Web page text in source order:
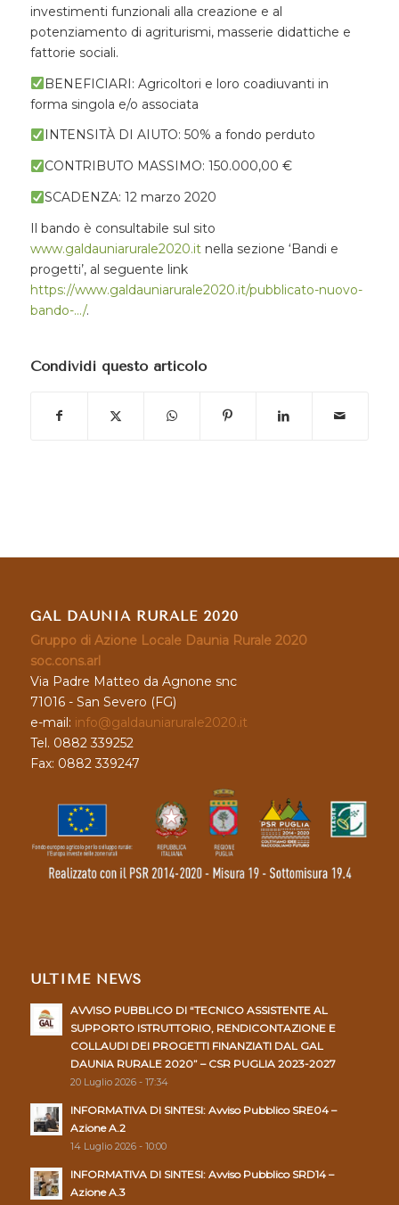
investimenti funzionali alla creazione e al
potenziamento di agriturismi, masserie didattiche e
fattorie sociali.
BENEFICIARI: Agricoltori e loro coadiuvanti in
forma singola e/o associata
INTENSITÀ DI AIUTO: 50% a fondo perduto
CONTRIBUTO MASSIMO: 150.000,00 €
SCADENZA: 12 marzo 2020
Il bando è consultabile sul sito
www.galdauniarurale2020.itnella sezione ‘Bandi e
progetti’, al seguente link
https://www.galdauniarurale2020.it/pubblicato-nuovo-
bando-…/.
Condividi questo articolo
GAL DAUNIA RURALE 2020
Gruppo di Azione Locale Daunia Rurale 2020
soc.cons.arl
Via Padre Matteo da Agnone snc
71016 - San Severo (FG)
e-mail: info@galdauniarurale2020.it
Tel. 0882 339252
Fax: 0882 339247
ULTIME NEWS
AVVISO PUBBLICO DI “TECNICO ASSISTENTE AL
SUPPORTO ISTRUTTORIO, RENDICONTAZIONE E
COLLAUDI DEI PROGETTI FINANZIATI DAL GAL
DAUNIA RURALE 2020” – CSR PUGLIA 2023-2027
20 Luglio 2026 - 17:34
INFORMATIVA DI SINTESI: Avviso Pubblico SRE04 –
Azione A.2
14 Luglio 2026 - 10:00
INFORMATIVA DI SINTESI: Avviso Pubblico SRD14 –
Azione A.3